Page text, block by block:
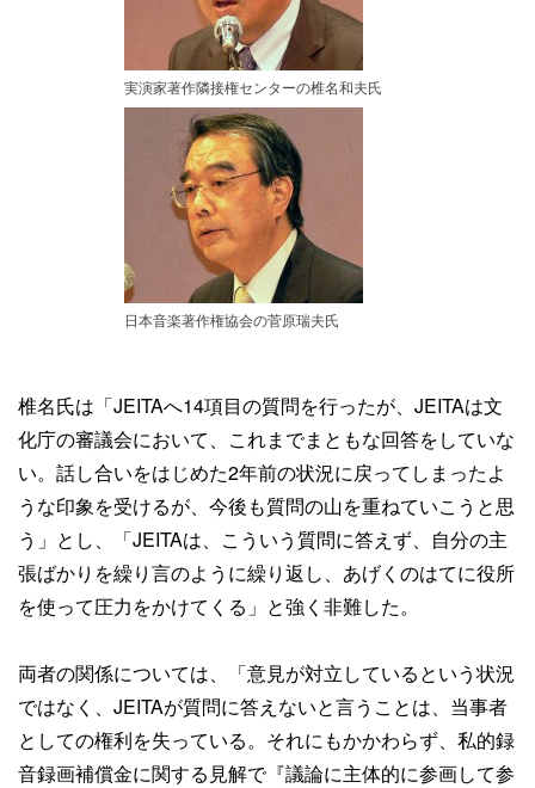
実演家著作隣接権センターの椎名和夫氏
日本音楽著作権協会の菅原瑞夫氏
椎名氏は「JEITAへ14項目の質問を行ったが、JEITAは文
化庁の審議会において、これまでまともな回答をしていな
い。話し合いをはじめた2年前の状況に戻ってしまったよ
うな印象を受けるが、今後も質問の山を重ねていこうと思
う」とし、「JEITAは、こういう質問に答えず、自分の主
張ばかりを繰り言のように繰り返し、あげくのはてに役所
を使って圧力をかけてくる」と強く非難した。
両者の関係については、「意見が対立しているという状況
ではなく、JEITAが質問に答えないと言うことは、当事者
としての権利を失っている。それにもかかわらず、私的録
音録画補償金に関する見解で『議論に主体的に参画して参